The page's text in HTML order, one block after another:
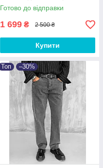
весняні осінні Баггі
Готово до відправки
1 699 ₴ 2 500 ₴
Купити
Топ –30%